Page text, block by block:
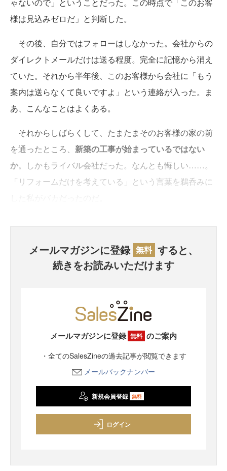
ゃないので」ということだった。この時点で「このお客
様は見込みゼロだ」と判断した。
その後、自分ではフォローはしなかった。会社からの
ダイレクトメールだけは送る程度。完全に記憶から消え
ていた。それから半年後、このお客様から会社に「もう
案内は送らなくて良いですよ」という連絡が入った。ま
あ、こんなことはよくある。
それからしばらくして、たまたまそのお客様の家の前
を通ったところ、 新築の工事が始まっているではない
か。しかもライバル会社だった。なんとも悔しい……。
「リフォームだけを考えている」という言葉を鵜呑みに
メールマガジンに登録 無料 すると、
続きをお読みいただけます
メールマガジンに登録 無料 のご案内
・全てのSalesZineの過去記事が閲覧できます
メールバックナンバー
新規会員登録 無料
ログイン